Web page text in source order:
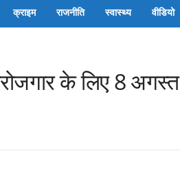
क्राइम राजनीति स्वास्थ्य वीडियो
के लिए 8 अगस्त